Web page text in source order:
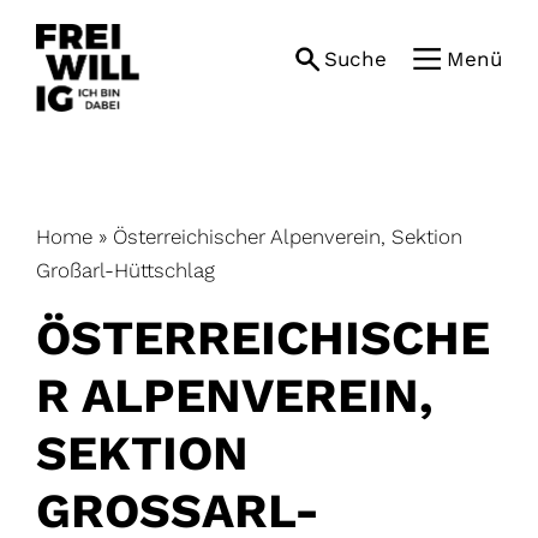
content
Suche Menü
Home » Österreichischer Alpenverein, Sektion
Großarl-Hüttschlag
ÖSTERREICHISCHE
R ALPENVEREIN,
SEKTION
GROSSARL-H